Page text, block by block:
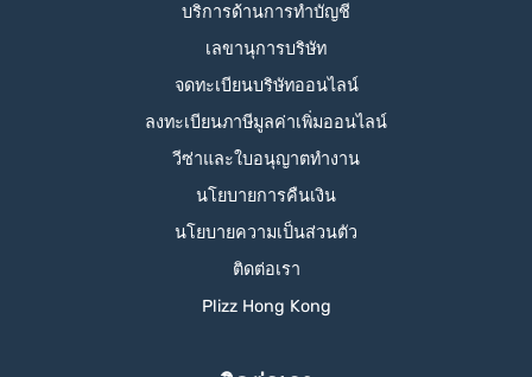
บริการด้านการทำบัญชี
เลขานุการบริษัท
จดทะเบียนบริษัทออนไลน์
ลงทะเบียนภาษีมูลค่าเพิ่มออนไลน์
วีซ่าและใบอนุญาตทำงาน
นโยบายการคืนเงิน
นโยบายความเป็นส่วนตัว
ติดต่อเรา
Plizz Hong Kong